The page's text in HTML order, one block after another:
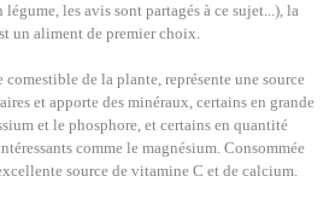
les avis sont partagés à ce sujet...), la
un aliment de premier choix.
comestible de la plante, représente une source
et apporte des minéraux, certains en grande
et le phosphore, et certains en quantité
comme le magnésium. Consommée
source de vitamine C et de calcium.